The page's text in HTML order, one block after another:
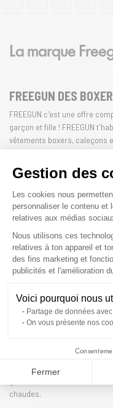
La marque
FREEGUN DES
FREEGUN c'est une offre
garçon et fille ! FREEGUN
vêtements boxers, caleçons
chez Freegun des
NEVER STOP !
La qualité
CONFORT
Les matières de qualité de
caleçons et boxers un
que chaque pièce soit
respirants permettent une
chaudes.
Gestion des
Plateforme
Les cookies nous
personnaliser le contenu et
relatives aux médias
Nous utilisons ces
relatives à ton appareil et
des fins marketing et
publicités et l'amélioration
Voici pourquoi nous
Partage de données
On vous présente nos
Fermer